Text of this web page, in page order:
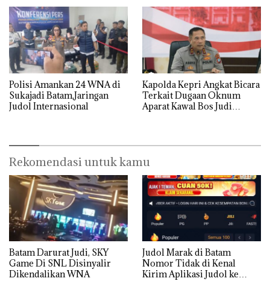
Polisi Amankan 24 WNA di
Sukajadi Batam,Jaringan
Judol Internasional
‎Kapolda Kepri Angkat Bicara
Terkait Dugaan Oknum
Aparat Kawal Bos Judi
Rekomendasi untuk kamu
Batam Darurat Judi, SKY
Game Di SNL Disinyalir
Dikendalikan WNA
Judol Marak di Batam
Nomor Tidak di Kenal
Kirim Aplikasi Judol ke